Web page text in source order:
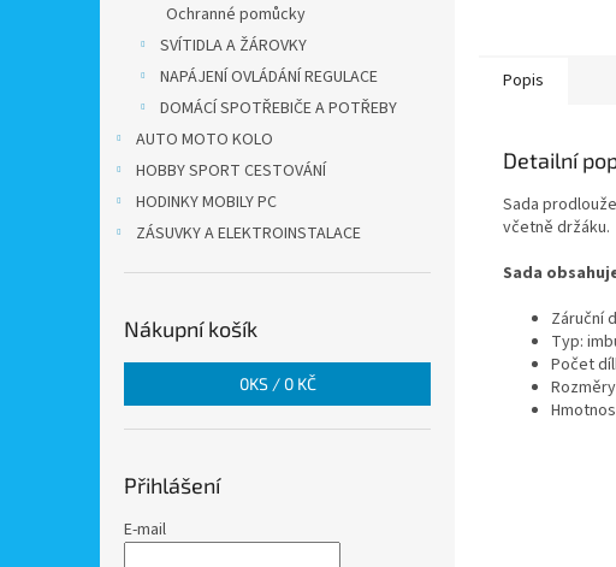
Ochranné pomůcky
SVÍTIDLA A ŽÁROVKY
NAPÁJENÍ OVLÁDÁNÍ REGULACE
DOMÁCÍ SPOTŘEBIČE A POTŘEBY
AUTO MOTO KOLO
HOBBY SPORT CESTOVÁNÍ
HODINKY MOBILY PC
ZÁSUVKY A ELEKTROINSTALACE
Nákupní košík
0KS / 0 KČ
Přihlášení
E-mail
Popis
Detailní
Sada
včetně držáku.
Sada
Záruční
Typ:
Počet